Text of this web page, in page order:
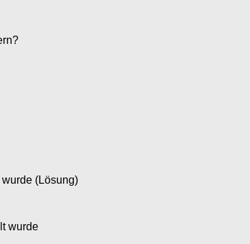
(Lösung)
wurde